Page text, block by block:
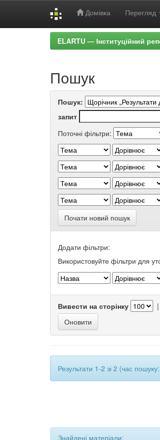
Домівка Перегляд
ELARTU — Інституційний
Пошук
Пошук:
запит
Поточні фільтри:
Почати новий пошук
Додати фільтри:
Використовуйте фільтри для
Вивести на сторінку |
Результати 1-2 зі 2 (час
Знайдені матеріали: